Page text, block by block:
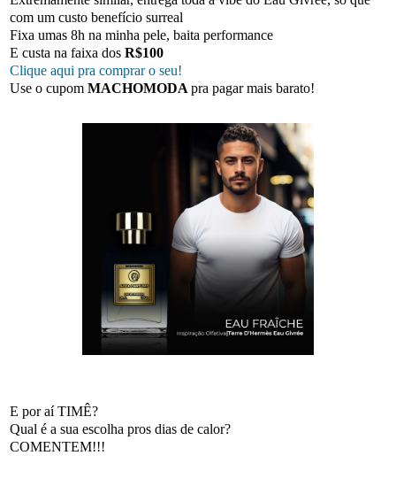
com um custo benefício surreal
Fixa umas 8h na minha pele, baita performance
E custa na faixa dos R$100
Clique aqui pra comprar o seu!
Use o cupom MACHOMODA pra pagar mais barato!
E por aí TIMÊ?
Qual é a sua escolha pros dias de calor?
COMENTEM!!!